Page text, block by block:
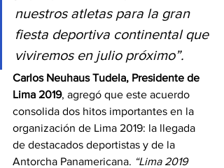
nuestros atletas para la gran
fiesta deportiva continental que
viviremos en julio próximo”.
Carlos Neuhaus Tudela, Presidente de
Lima 2019, agregó que este acuerdo
consolida dos hitos importantes en la
organización de Lima 2019: la llegada
de destacados deportistas y de la
Antorcha Panamericana. “Lima 2019